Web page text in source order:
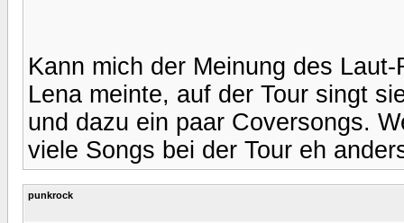
Kann mich der Meinung des
Lena meinte, auf der Tour singt
und dazu ein paar Coversongs.
viele Songs bei der Tour eh
punkrock